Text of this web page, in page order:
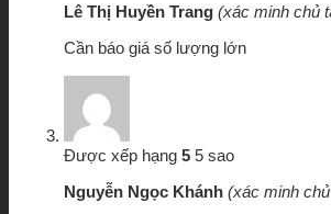
Lê Thị Huyền Trang (xác minh chủ
Cần báo giá số lượng lớn
Được xếp hạng 5 5 sao
Nguyễn Ngọc Khánh (xác minh